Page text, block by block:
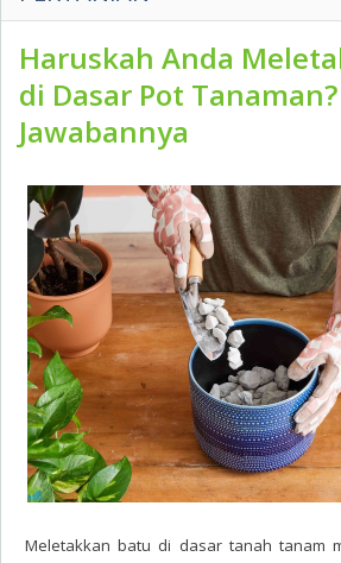
Haruskah Anda
di Dasar Pot
Jawabannya
Meletakkan batu di dasar tanah tanam